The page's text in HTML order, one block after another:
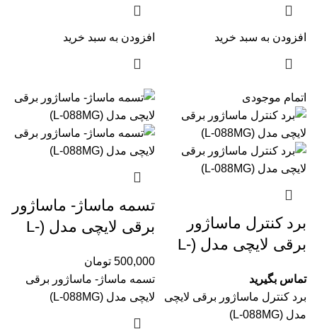
افزودن به سبد خرید افزودن به سبد خرید
اتمام موجودی
برد کنترل ماساژور
برقی لایچی مدل (L-
تماس بگیرید
برد کنترل ماساژور برقی لایچی
مدل (L-088MG‏)
تسمه ماساژ- ماساژور
برقی لایچی مدل (L-
500,000 تومان
تسمه ماساژ- ماساژور برقی
لایچی مدل (L-088MG‏)